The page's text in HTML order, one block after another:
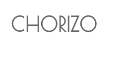
CHORIZO